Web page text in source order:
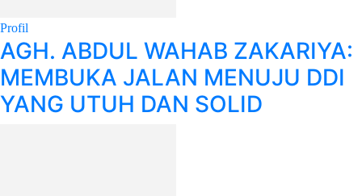
Profil
AGH. ABDUL WAHAB ZAKARIYA:
MEMBUKA JALAN MENUJU DDI
YANG UTUH DAN SOLID